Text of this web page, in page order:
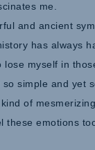
me.
and ancient
has always
myself in
simple and yet
of
these emotions